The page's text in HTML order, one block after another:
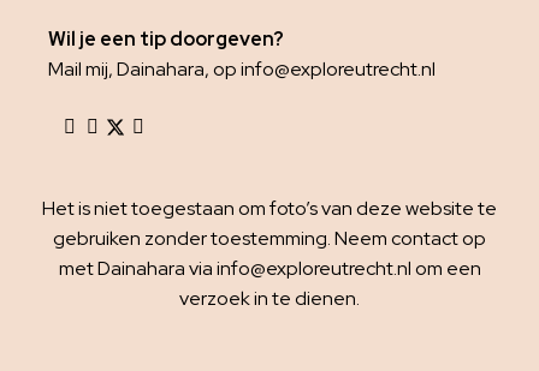
Wil je een tip doorgeven?
Mail mij, Dainahara, op info@exploreutrecht.nl
Het is niet toegestaan om foto’s van deze website te
gebruiken zonder toestemming. Neem contact op
met Dainahara via info@exploreutrecht.nl om een
verzoek in te dienen.